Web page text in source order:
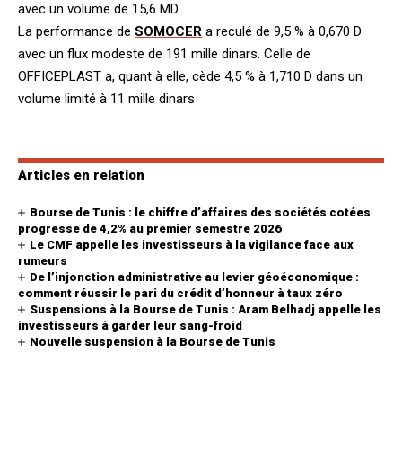
avec un volume de 15,6 MD.
La performance de SOMOCER a reculé de 9,5 % à 0,670 D
avec un flux modeste de 191 mille dinars. Celle de
OFFICEPLAST a, quant à elle, cède 4,5 % à 1,710 D dans un
volume limité à 11 mille dinars
Articles en relation
Bourse de Tunis : le chiffre d’affaires des sociétés cotées
progresse de 4,2% au premier semestre 2026
Le CMF appelle les investisseurs à la vigilance face aux
rumeurs
De l’injonction administrative au levier géoéconomique :
comment réussir le pari du crédit d’honneur à taux zéro
Suspensions à la Bourse de Tunis : Aram Belhadj appelle les
investisseurs à garder leur sang-froid
Nouvelle suspension à la Bourse de Tunis